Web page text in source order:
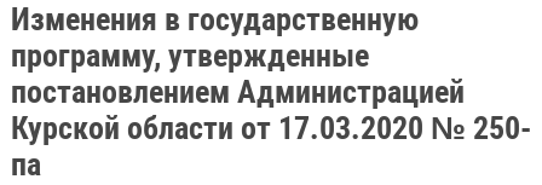
Изменения в государственную
программу, утвержденные
постановлением Администрацией
Курской области от 17.03.2020 № 250-
па